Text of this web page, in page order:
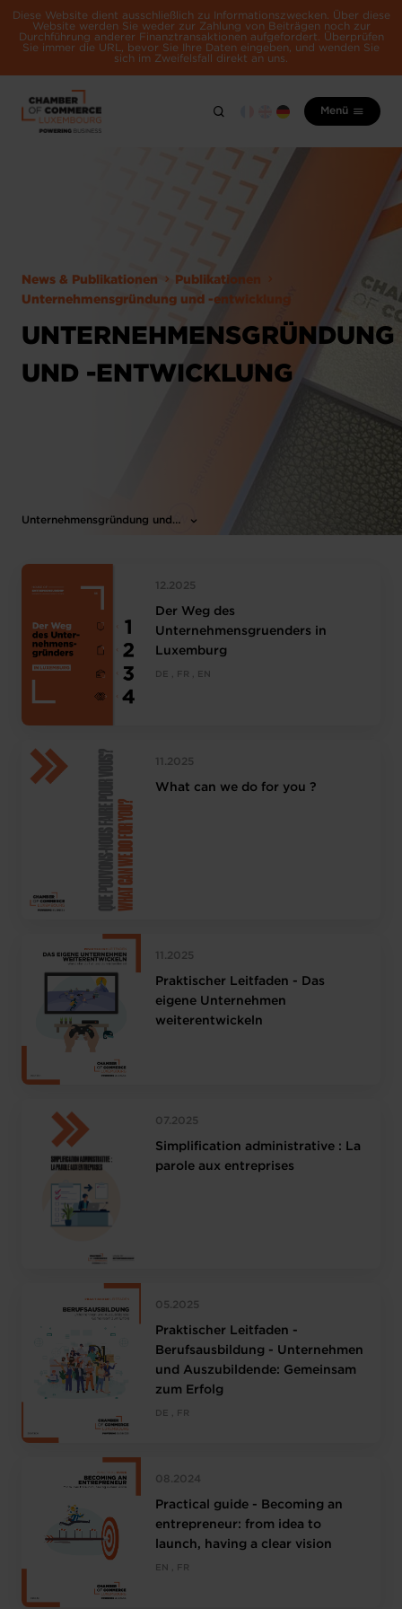
Diese Website dient ausschließlich zu Informationszwecken. Über diese
Website werden Sie weder zur Zahlung von Beiträgen noch zur
Durchführung anderer Finanztransaktionen aufgefordert. Überprüfen
Sie immer die URL, bevor Sie Ihre Daten eingeben, und wenden Sie
sich im Zweifelsfall direkt an uns.
Menü
News & Publikationen
Publikationen
Unternehmensgründung und -entwicklung
UNTERNEHMENSGRÜNDUNG
UND -ENTWICKLUNG
Unternehmensgründung und -entwicklung
12.2025
Der Weg des
Unternehmensgruenders in
Luxemburg
DE , FR , EN
11.2025
What can we do for you ?
11.2025
Praktischer Leitfaden - Das
eigene Unternehmen
weiterentwickeln
07.2025
Simplification administrative : La
parole aux entreprises
05.2025
Praktischer Leitfaden -
Berufsausbildung - Unternehmen
und Auszubildende: Gemeinsam
zum Erfolg
DE , FR
08.2024
Practical guide - Becoming an
entrepreneur: from idea to
launch, having a clear vision
EN , FR